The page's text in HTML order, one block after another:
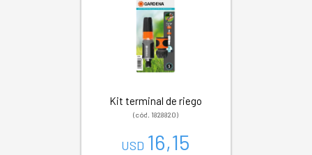
Kit terminal de riego
(cód. 1828820)
USD 16,15